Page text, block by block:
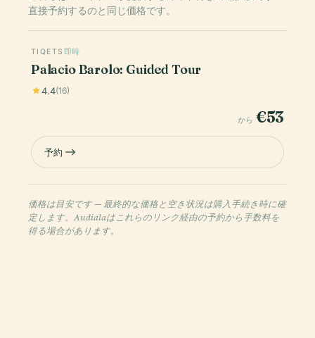
直接予約するのと同じ価格です。
TIQETS 即時
Palacio Barolo: Guided Tour
4.4(16)
から €53
予約
価格は目安です — 最終的な価格と空き状況は購入手続き時に確
定します。Audialaはこれらのリンク経由の予約から手数料を
得る場合があります。